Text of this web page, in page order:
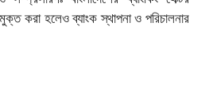
করা হলেও ব্যাংক স্থাপনা ও পরিচালনার